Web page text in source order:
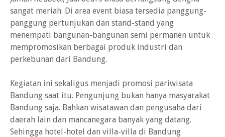
sangat meriah. Di area event biasa tersedia panggung-
panggung pertunjukan dan stand-stand yang
menempati bangunan-bangunan semi permanen untuk
mempromosikan berbagai produk industri dan
perkebunan dari Bandung.
Kegiatan ini sekaligus menjadi promosi pariwisata
Bandung saat itu. Pengunjung bukan hanya masyarakat
Bandung saja. Bahkan wisatawan dan pengusaha dari
daerah lain dan mancanegara banyak yang datang.
Sehingga hotel-hotel dan villa-villa di Bandung